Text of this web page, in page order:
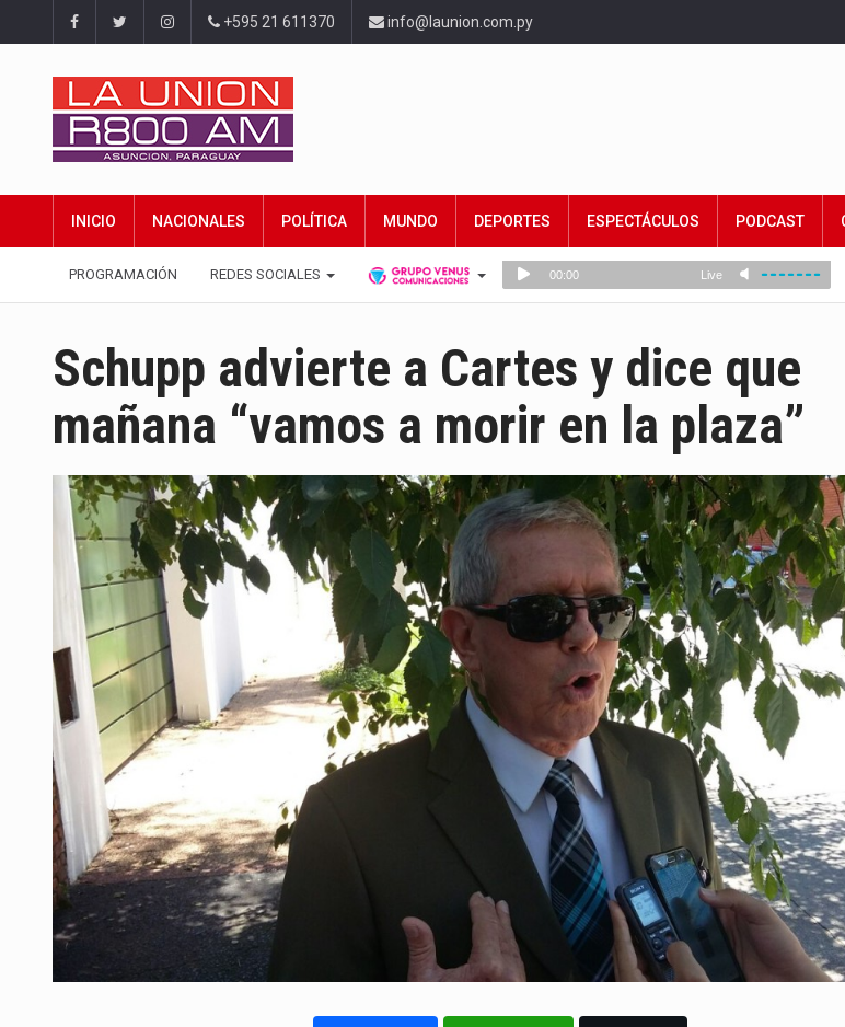
+595 21 611370 info@launion.com.py
INICIO NACIONALES POLÍTICA MUNDO DEPORTES ESPECTÁCULOS PODCAST
PROGRAMACIÓN REDES SOCIALES
Schupp advierte a Cartes y dice que
mañana “vamos a morir en la plaza”